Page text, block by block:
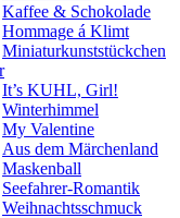
Kaffee & Schokolade
Hommage á Klimt
Miniaturkunststückchen
It’s KUHL, Girl!
Winterhimmel
My Valentine
Aus dem Märchenland
Maskenball
Seefahrer-Romantik
Weihnachtsschmuck